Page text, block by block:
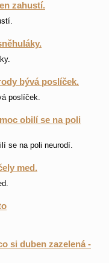
zahustí.
bývá poslíček.
poslíček.
obilí se na poli
se na poli neurodí.
med.
si duben zazelená -